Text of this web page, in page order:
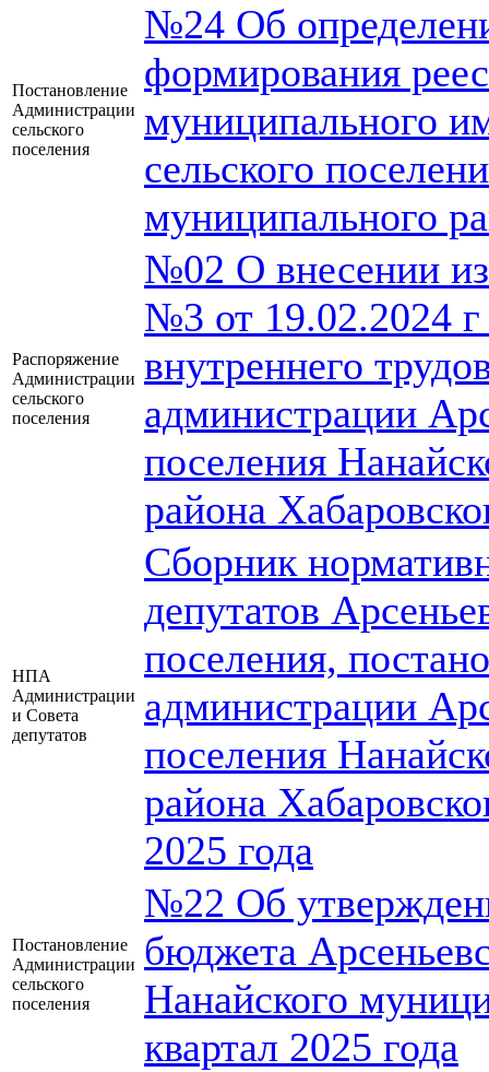
Постановление
Администрации
сельского
поселения
№24 Об
формирования
муниципального
сельского
муниципального
Распоряжение
Администрации
сельского
поселения
№02 О внесении
№3 от 19.02.2024
внутреннего
администрации
поселения
района
НПА
Администрации
и Совета
депутатов
Сборник
депутатов
поселения,
администрации
поселения
района
2025 года
Постановление
Администрации
сельского
поселения
№22 Об
бюджета
Нанайского
квартал 2025 года